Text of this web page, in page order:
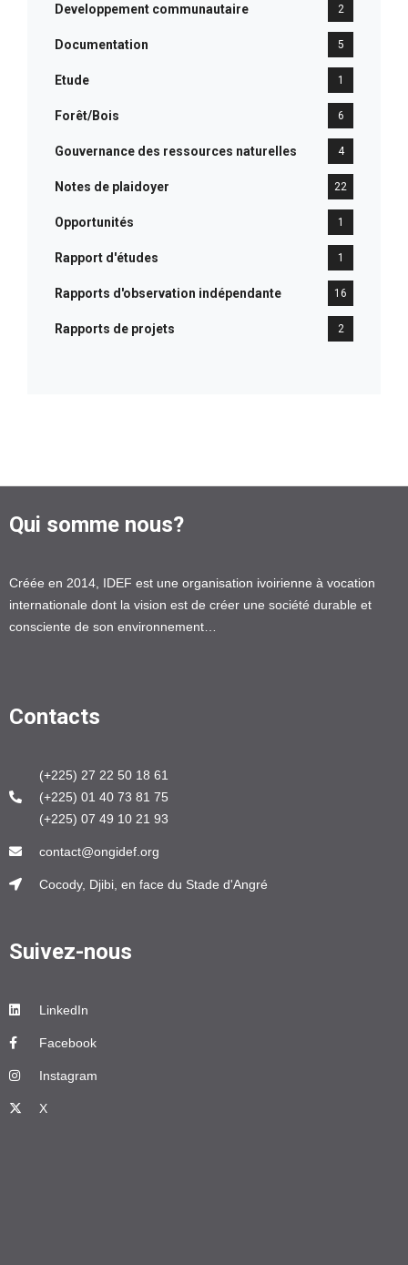
Developpement communautaire 2
Documentation 5
Etude 1
Forêt/Bois 6
Gouvernance des ressources naturelles 4
Notes de plaidoyer 22
Opportunités 1
Rapport d'études 1
Rapports d'observation indépendante 16
Rapports de projets 2
Qui somme nous?
Créée en 2014, IDEF est une organisation ivoirienne à vocation
internationale dont la vision est de créer une société durable et
consciente de son environnement…
Contacts
(+225) 27 22 50 18 61
(+225) 01 40 73 81 75
(+225) 07 49 10 21 93
contact@ongidef.org
Cocody, Djibi, en face du Stade d'Angré
Suivez-nous
LinkedIn
Facebook
Instagram
X